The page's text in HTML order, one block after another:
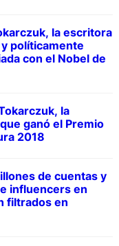
la escritora
políticamente
con el Nobel de
la
ganó el Premio
2018
de cuentas y
influencers en
filtrados en